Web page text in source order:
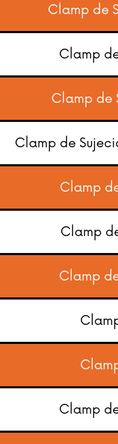
Clamp de
Clamp
Clamp de
Clamp de
Clamp
Clamp
Clamp
Clamp